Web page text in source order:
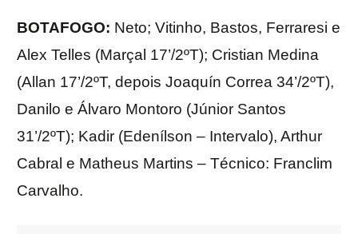
BOTAFOGO: Neto; Vitinho, Bastos, Ferraresi e
Alex Telles (Marçal 17’/2ºT); Cristian Medina
(Allan 17’/2ºT, depois Joaquín Correa 34’/2ºT),
Danilo e Álvaro Montoro (Júnior Santos
31’/2ºT); Kadir (Edenílson – Intervalo), Arthur
Cabral e Matheus Martins – Técnico: Franclim
Carvalho.